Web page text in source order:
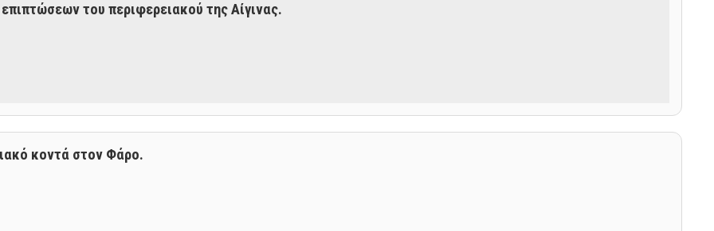
του περιφερειακού της Αίγινας.
κοντά στον Φάρο.